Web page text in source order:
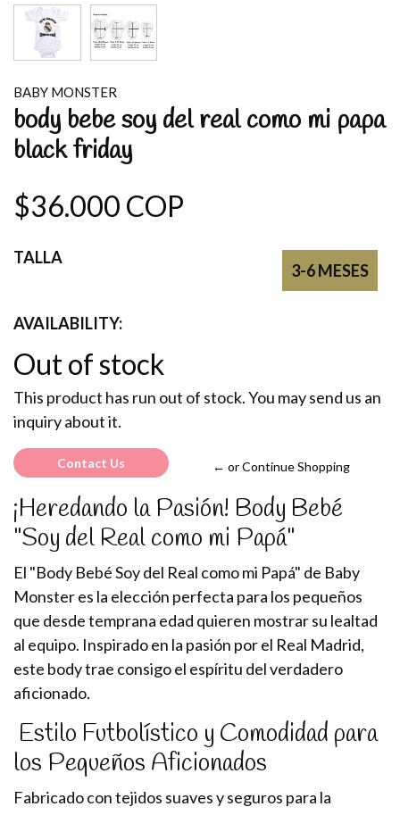
BABY MONSTER
body bebe soy del real como mi papa
black friday
$36.000 COP
TALLA
3-6 MESES
AVAILABILITY:
Out of stock
This product has run out of stock. You may send us an
inquiry about it.
Contact Us ← or Continue Shopping
¡Heredando la Pasión! Body Bebé
"Soy del Real como mi Papá"
El "Body Bebé Soy del Real como mi Papá" de Baby
Monster es la elección perfecta para los pequeños
que desde temprana edad quieren mostrar su lealtad
al equipo. Inspirado en la pasión por el Real Madrid,
este body trae consigo el espíritu del verdadero
aficionado.
Estilo Futbolístico y Comodidad para
los Pequeños Aficionados
Fabricado con tejidos suaves y seguros para la